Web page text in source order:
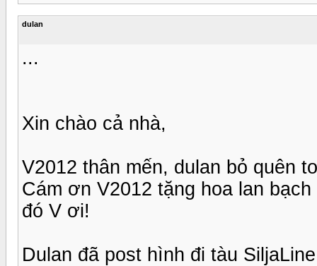
dulan
...
Xin chào cả nhà,
V2012 thân mến, dulan bỏ quên
Cám ơn V2012 tặng hoa lan
đó V ơi!
Dulan đã post hình đi tàu